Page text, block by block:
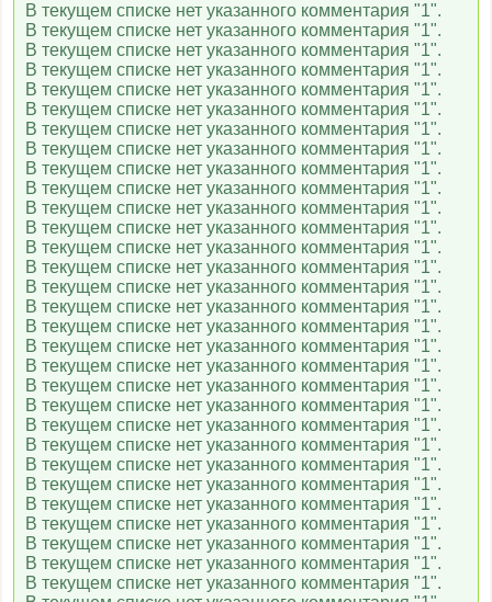
В текущем списке нет указанного комментария "1".
В текущем списке нет указанного комментария "1".
В текущем списке нет указанного комментария "1".
В текущем списке нет указанного комментария "1".
В текущем списке нет указанного комментария "1".
В текущем списке нет указанного комментария "1".
В текущем списке нет указанного комментария "1".
В текущем списке нет указанного комментария "1".
В текущем списке нет указанного комментария "1".
В текущем списке нет указанного комментария "1".
В текущем списке нет указанного комментария "1".
В текущем списке нет указанного комментария "1".
В текущем списке нет указанного комментария "1".
В текущем списке нет указанного комментария "1".
В текущем списке нет указанного комментария "1".
В текущем списке нет указанного комментария "1".
В текущем списке нет указанного комментария "1".
В текущем списке нет указанного комментария "1".
В текущем списке нет указанного комментария "1".
В текущем списке нет указанного комментария "1".
В текущем списке нет указанного комментария "1".
В текущем списке нет указанного комментария "1".
В текущем списке нет указанного комментария "1".
В текущем списке нет указанного комментария "1".
В текущем списке нет указанного комментария "1".
В текущем списке нет указанного комментария "1".
В текущем списке нет указанного комментария "1".
В текущем списке нет указанного комментария "1".
В текущем списке нет указанного комментария "1".
В текущем списке нет указанного комментария "1".